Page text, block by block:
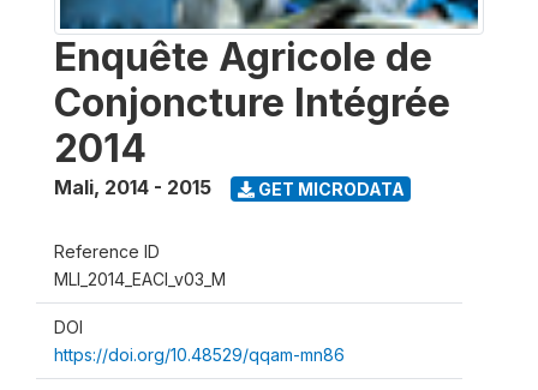
Enquête Agricole de
Conjoncture Intégrée
2014
Mali, 2014 - 2015 GET MICRODATA
Reference ID
MLI_2014_EACI_v03_M
DOI
https://doi.org/10.48529/qqam-mn86